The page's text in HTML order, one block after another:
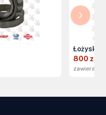
Łożysko
800 zł
zawiera